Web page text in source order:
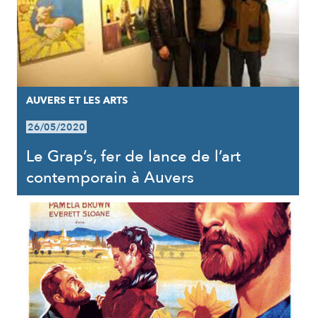
AUVERS ET LES ARTS
26/05/2020
Le Grap’s, fer de lance de l’art
contemporain à Auvers